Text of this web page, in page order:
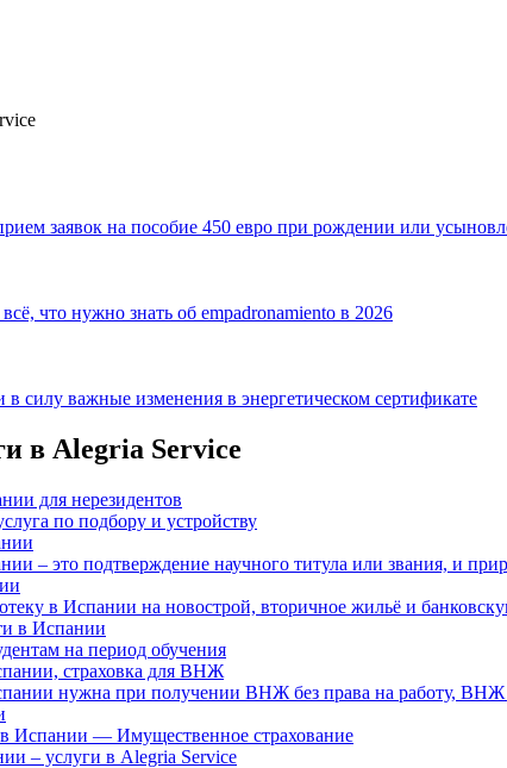
заявок на пособие 450 евро при рождении или
что нужно знать об empadronamiento в 2026
силу важные изменения в энергетическом сертификате
в Alegria Service
для нерезидентов
по подбору и устройству
– это подтверждение научного титула или звания, и
в Испании на новострой, вторичное жильё и
в Испании
на период обучения
страховка для ВНЖ
нужна при получении ВНЖ без права на работу,
Испании — Имущественное страхование
– услуги в Alegria Service